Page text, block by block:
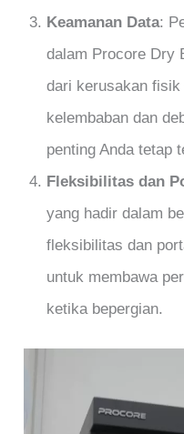
Keamanan Data:
dalam Procore Dry
dari kerusakan
kelembaban dan
penting Anda tetap
Fleksibilitas dan
yang hadir dalam
fleksibilitas dan
untuk membawa
ketika bepergian.